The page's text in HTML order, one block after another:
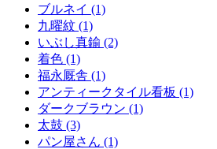
ブルネイ (1)
九曜紋 (1)
いぶし真鍮 (2)
着色 (1)
福永厩舎 (1)
アンティークタイル看板 (1)
ダークブラウン (1)
太鼓 (3)
パン屋さん (1)